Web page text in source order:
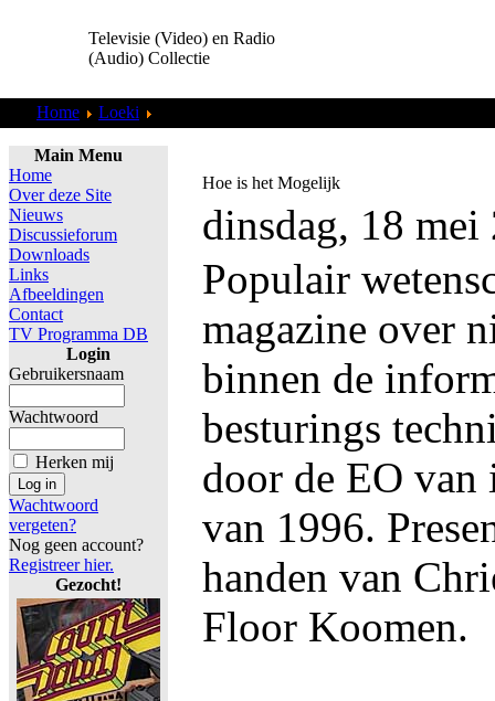
Televisie (Video) en Radio
(Audio) Collectie
Home Loeki
Main Menu
Home
Over deze Site
Nieuws
Discussieforum
Downloads
Links
Afbeeldingen
Contact
TV Programma DB
Login
Gebruikersnaam
Wachtwoord
Herken mij
Wachtwoord
vergeten?
Nog geen account?
Registreer hier.
Gezocht!
Hoe is het Mogelijk
dinsdag, 18 mei
Populair
magazine over
binnen de
besturings
door de EO van
van 1996.
handen van
Floor Koomen.